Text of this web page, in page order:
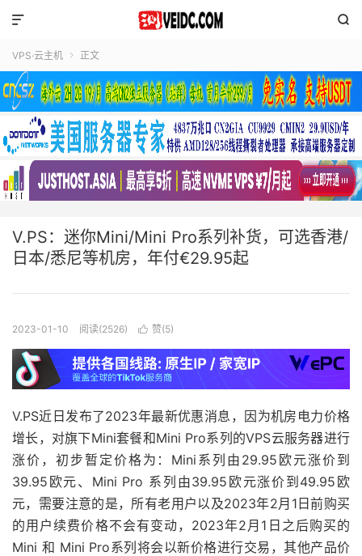


VPS·云主机  正文
V.PS：迷你Mini/Mini Pro系列补货，可选香港/
日本/悉尼等机房，年付€29.95起
2023-01-10 阅读(2526)  赞(5)
V.PS近日发布了2023年最新优惠消息，因为机房电力价格
增长，对旗下Mini套餐和Mini Pro系列的VPS云服务器进行
涨价，初步暂定价格为：Mini系列由29.95欧元涨价到
39.95欧元、Mini Pro 系列由39.95欧元涨价到49.95欧
元，需要注意的是，所有老用户以及2023年2月1日前购买
的用户续费价格不会有变动，2023年2月1日之后购买的
Mini 和 Mini Pro系列将会以新价格进行交易，其他产品价